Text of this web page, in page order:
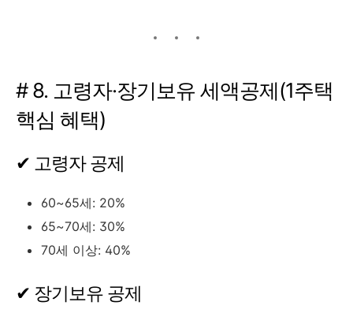
# 8. 고령자·장기보유 세액공제(1주택
핵심 혜택)
✔ 고령자 공제
60~65세: 20%
65~70세: 30%
70세 이상: 40%
✔ 장기보유 공제